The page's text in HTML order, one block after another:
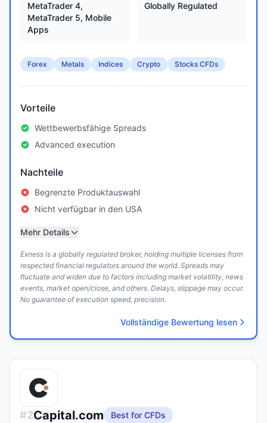
MetaTrader 4,
MetaTrader 5, Mobile
Apps
Globally Regulated
Forex Metals Indices Crypto Stocks CFDs
Vorteile
Wettbewerbsfähige Spreads
Advanced execution
Nachteile
Begrenzte Produktauswahl
Nicht verfügbar in den USA
Mehr Details
Exness is a globally regulated broker, holding multiple licenses from
respected financial regulators around the world. Spreads may
fluctuate and widen due to factors including market volatility, news
events, market open/close, and others. Delays, slippage may occur.
No guarantee of execution speed, precision.
Vollständige Bewertung lesen
#2Capital.com
Best for CFDs